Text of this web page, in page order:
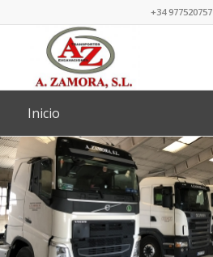
+34 977520757
Inicio